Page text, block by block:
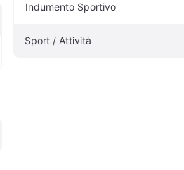
Indumento Sportivo
Sport / Attività